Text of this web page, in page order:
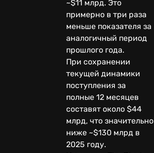
~$11 млрд. Это
примерно в три раза
меньше показателя за
аналогичный период
прошлого года.
При сохранении
текущей динамики
поступления за
полные 12 месяцев
составят около $44
млрд, что значительно
ниже ~$130 млрд в
2025 году.